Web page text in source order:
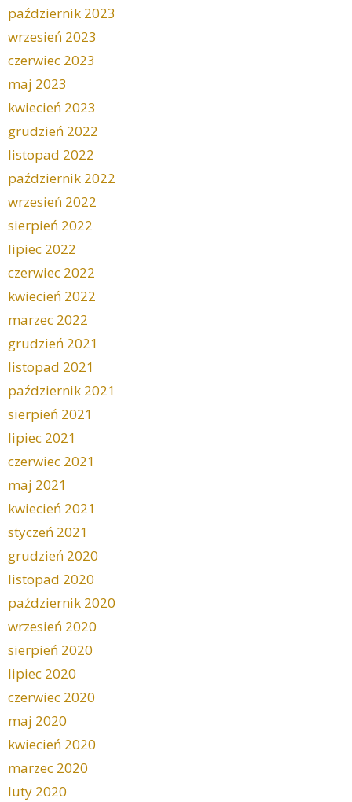
październik 2023
wrzesień 2023
czerwiec 2023
maj 2023
kwiecień 2023
grudzień 2022
listopad 2022
październik 2022
wrzesień 2022
sierpień 2022
lipiec 2022
czerwiec 2022
kwiecień 2022
marzec 2022
grudzień 2021
listopad 2021
październik 2021
sierpień 2021
lipiec 2021
czerwiec 2021
maj 2021
kwiecień 2021
styczeń 2021
grudzień 2020
listopad 2020
październik 2020
wrzesień 2020
sierpień 2020
lipiec 2020
czerwiec 2020
maj 2020
kwiecień 2020
marzec 2020
luty 2020